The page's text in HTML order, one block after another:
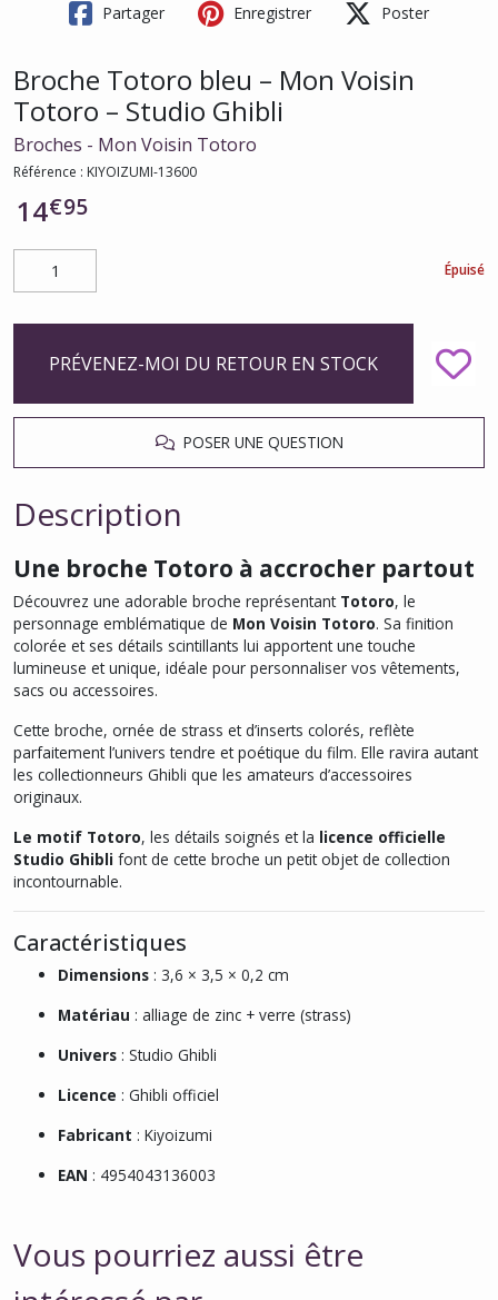
Partager Enregistrer Poster
Broche Totoro bleu – Mon Voisin
Totoro – Studio Ghibli
Broches - Mon Voisin Totoro
Référence : KIYOIZUMI-13600
14€95
Épuisé
PRÉVENEZ-MOI DU RETOUR EN STOCK
POSER UNE QUESTION
Description
Une broche Totoro à accrocher partout
Découvrez une adorable broche représentant Totoro, le
personnage emblématique de Mon Voisin Totoro. Sa finition
colorée et ses détails scintillants lui apportent une touche
lumineuse et unique, idéale pour personnaliser vos vêtements,
sacs ou accessoires.
Cette broche, ornée de strass et d’inserts colorés, reflète
parfaitement l’univers tendre et poétique du film. Elle ravira autant
les collectionneurs Ghibli que les amateurs d’accessoires
originaux.
Le motif Totoro, les détails soignés et la licence officielle
Studio Ghibli font de cette broche un petit objet de collection
incontournable.
Caractéristiques
Dimensions : 3,6 × 3,5 × 0,2 cm
Matériau : alliage de zinc + verre (strass)
Univers : Studio Ghibli
Licence : Ghibli officiel
Fabricant : Kiyoizumi
EAN : 4954043136003
Vous pourriez aussi être